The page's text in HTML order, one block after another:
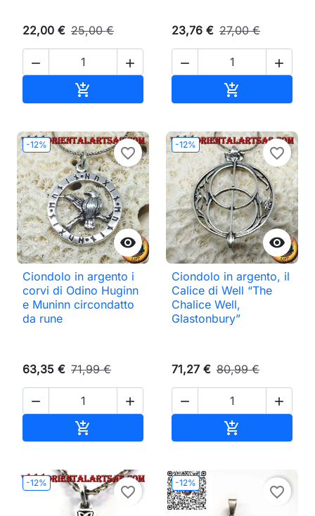
22,00 € 25,00 €
 

23,76 € 27,00 €
 

-12%

favorite_border
Ciondolo in argento i
corvi di Odino Huginn
e Muninn circondatto
da rune
63,35 € 71,99 €
 

-12%

favorite_border
Ciondolo in argento, il
Calice di Well “The
Chalice Well,
Glastonbury”
71,27 € 80,99 €
 

-12%
favorite_border
-12%
favorite_border